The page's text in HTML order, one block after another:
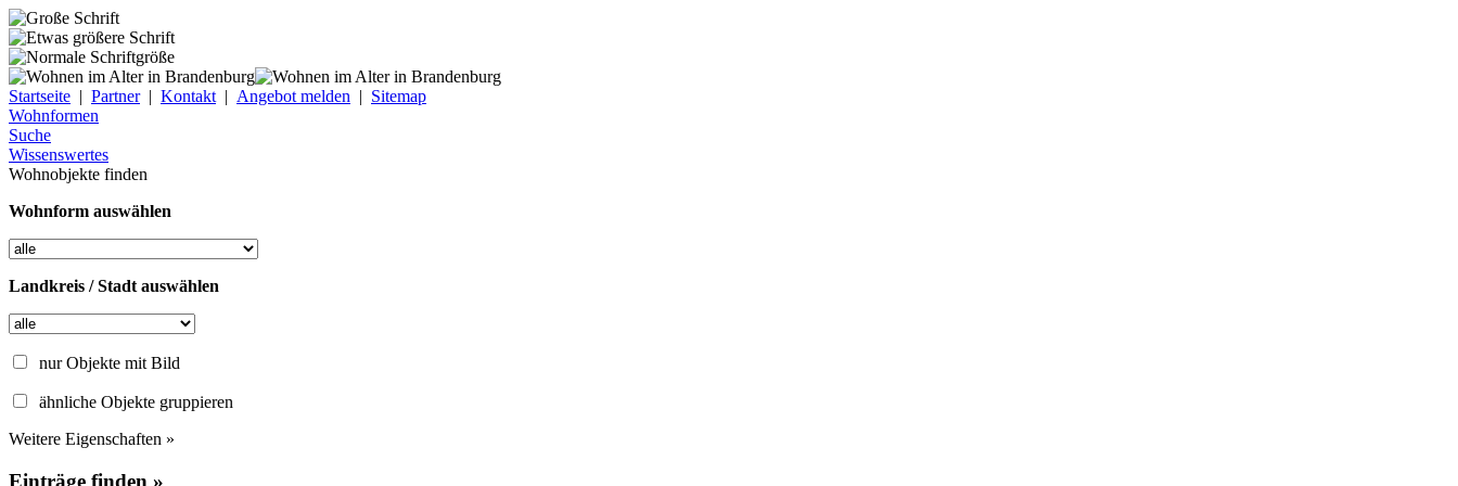
Startseite | Partner| Kontakt | Angebot melden | Sitemap
Wohnformen
Suche
Wissenswertes
Wohnobjekte finden
Wohnform auswählen
Landkreis / Stadt auswählen
nur Objekte mit Bild
ähnliche Objekte gruppieren
Weitere Eigenschaften »
Einträge finden »